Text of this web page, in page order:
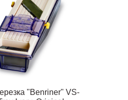
"Benriner" VS-